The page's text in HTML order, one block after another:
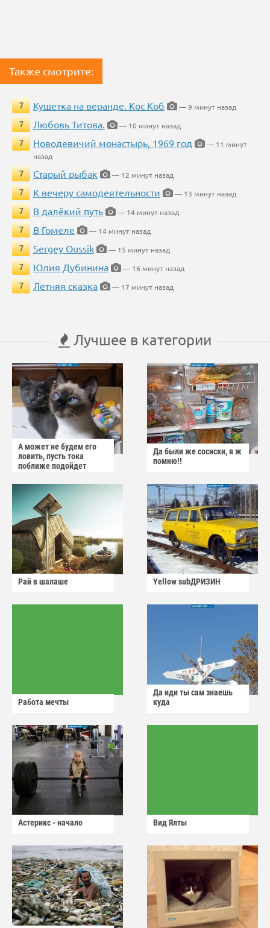
Также смотрите:
7 Кушетка на веранде. Кос Коб
— 9 минут назад
7
Любовь Титова.
— 10 минут назад
7
Новодевичий монастырь, 1969 год
— 11 минут
назад
7
Старый рыбак
— 12 минут назад
7
К вечеру самодеятельности
— 13 минут назад
7
В далёкий путь
— 14 минут назад
7
В Гомеле
— 14 минут назад
7
Sergey Oussik
— 15 минут назад
7
Юлия Дубинина
— 16 минут назад
7
Летняя сказка — 17 минут назад
Лучшее в категории
А может не будем его
ловить, пусть тока
поближе подойдет
Да были же сосиски, я ж
помню!!
Рай в шалаше Yellow subДРИЗИН
Работа мечты
Да иди ты сам знаешь
куда
Астерикс - начало Вид Ялты